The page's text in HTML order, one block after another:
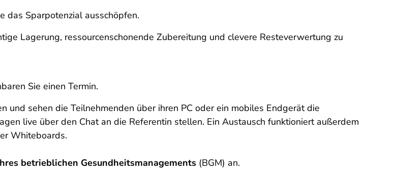
das Sparpotenzial ausschöpfen.
Lagerung, ressourcenschonende Zubereitung und clevere Resteverwertung zu
Sie einen Termin.
und sehen die Teilnehmenden über ihren PC oder ein mobiles Endgerät die
live über den Chat an die Referentin stellen. Ein Austausch funktioniert außerdem
Whiteboards.
betrieblichen Gesundheitsmanagements (BGM) an.